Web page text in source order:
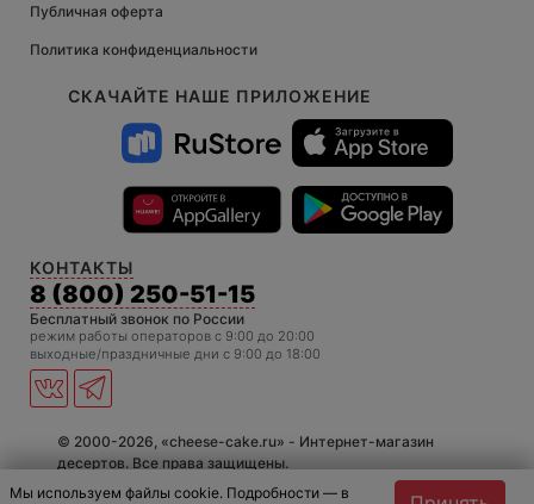
СКАЧАЙТЕ НАШЕ ПРИЛОЖЕНИЕ
КОНТАКТЫ
8 (800) 250-51-15
Бесплатный звонок по России
режим работы операторов c 9:00 до 20:00
выходные/праздничные дни с 9:00 до 18:00
Публичная оферта
Политика конфиденциальности
© 2000-2026, «cheese-cake.ru» - Интернет-магазин
десертов. Все права защищены.
Мы используем файлы cookie. Подробности — в